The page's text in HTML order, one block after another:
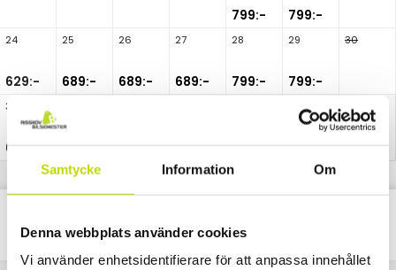
Samtycke Information Om
Denna webbplats använder cookies
Vi använder enhetsidentifierare för att anpassa innehållet
799:- 799:-
24
629:-
25
689:-
26
689:-
27
689:-
28
799:-
29
799:-
30
31
629:-
Classic